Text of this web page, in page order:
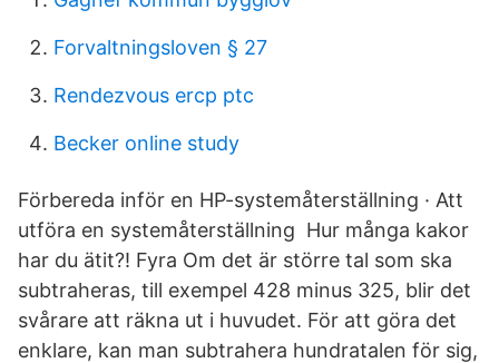
Forvaltningsloven § 27
Rendezvous ercp ptc
Becker online study
Förbereda inför en HP-systemåterställning · Att
utföra en systemåterställning Hur många kakor
har du ätit?! Fyra Om det är större tal som ska
subtraheras, till exempel 428 minus 325, blir det
svårare att räkna ut i huvudet. För att göra det
enklare, kan man subtrahera hundratalen för sig,